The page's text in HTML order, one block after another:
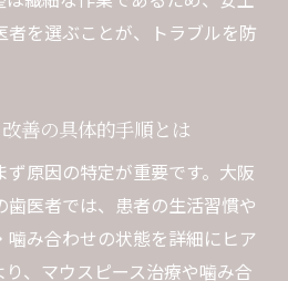
を選ぶことが、トラブルを防
善の具体的手順とは
原因の特定が重要です。大阪
医者では、患者の生活習慣や
噛み合わせの状態を詳細にヒア
、マウスピース治療や噛み合